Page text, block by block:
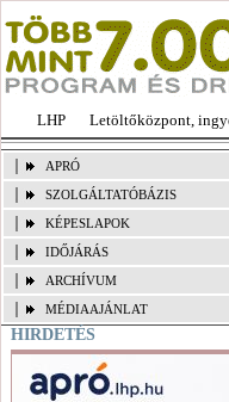
LHP Letöltőközpont,
APRÓ
SZOLGÁLTATÓBÁZIS
KÉPESLAPOK
IDŐJÁRÁS
ARCHÍVUM
MÉDIAAJÁNLAT
HIRDETÉS